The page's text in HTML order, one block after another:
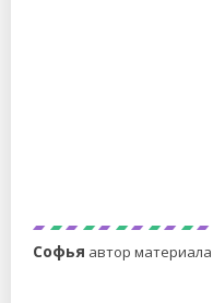
Софья автор материала